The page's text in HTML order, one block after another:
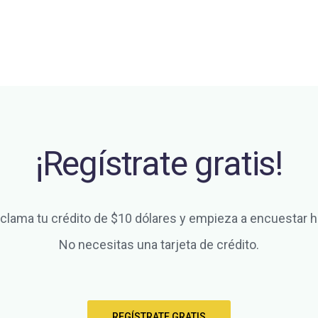
¡Regístrate gratis!
tu crédito de $10 dólares y empieza a encuestar
No necesitas una tarjeta de crédito.